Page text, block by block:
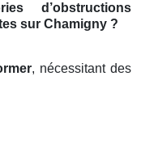
d’obstructions
sur Chamigny ?
, nécessitant des